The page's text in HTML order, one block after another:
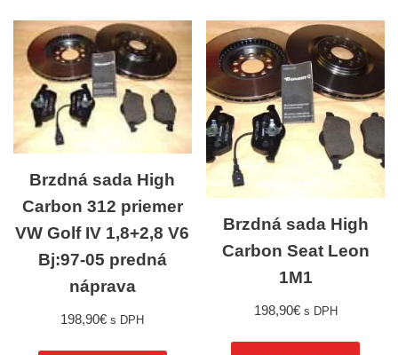
Brzdná sada High
Carbon 312 priemer
VW Golf IV 1,8+2,8 V6
Bj:97-05 predná
náprava
198,90€ s DPH
Brzdná sada High
Carbon Seat Leon
1M1
198,90€ s DPH